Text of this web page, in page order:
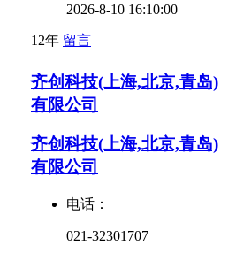
2026-8-10 16:10:00
12年 留言
齐创科技(上海,北京,青岛)
有限公司
齐创科技(上海,北京,青岛)
有限公司
电话：
021-32301707